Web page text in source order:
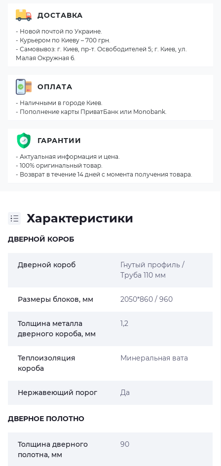
Характеристики
ДВЕРНОЙ КОРОБ
Дверной короб
Гнутый профиль /
Труба 110 мм
Размеры блоков, мм 2050*860 / 960
Толщина металла
дверного короба, мм
1,2
Теплоизоляция
короба
Минеральная вата
Нержавеющий порог Да
ДВЕРНОЕ ПОЛОТНО
Толщина дверного
полотна, мм
90
ДОСТАВКА
- Новой почтой по Украине.
- Курьером по Киеву – 700 грн.
- Самовывоз: г. Киев, пр-т. Освободителей 5; г. Киев, ул.
Малая Окружная 6.
ОПЛАТА
- Наличными в городе Киев.
- Пополнение карты ПриватБанк или Monobank.
ГАРАНТИИ
- Актуальная информация и цена.
- 100% оригинальный товар.
- Возврат в течение 14 дней с момента получения товара.